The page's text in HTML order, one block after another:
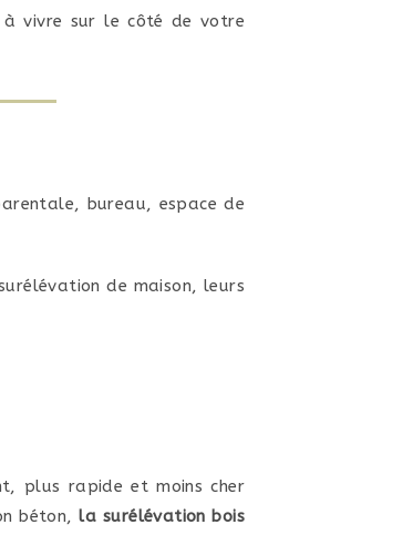
à vivre sur le côté de votre
bureau, espace de
de maison, leurs
plus rapide et moins cher
béton,la surélévation bois